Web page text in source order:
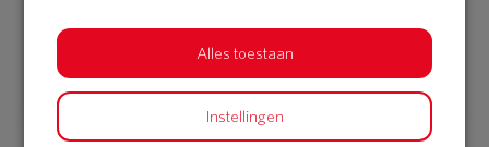
21 Nov 2018 14:44 uur
Alles toestaan
Instellingen